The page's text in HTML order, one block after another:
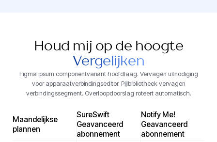
Houd mij op de hoogte
Vergelijken
Figma ipsum componentvariant hoofdlaag. Vervagen uitnodiging
voor apparaatverbindingseditor. Pijlbibliotheek vervagen
verbindingssegment. Overloopdoorslag roteert automatisch.
Maandelijkse
plannen
SureSwift
Geavanceerd
abonnement
Notify Me!
Geavanceerd
abonnement